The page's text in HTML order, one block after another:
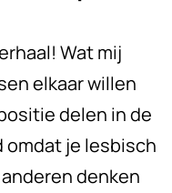
Wat mij
elkaar willen
delen in de
je lesbisch
denken